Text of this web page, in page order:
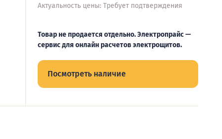
Актуальность цены: Требует подтверждения
Товар не продается отдельно. Электропрайс —
сервис для онлайн расчетов электрощитов.
Посмотреть наличие